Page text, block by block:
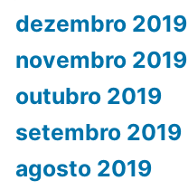
dezembro 2019
novembro 2019
outubro 2019
setembro 2019
agosto 2019